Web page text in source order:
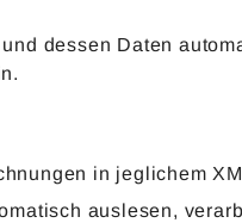
dessen Daten
in jeglichem
auslesen,